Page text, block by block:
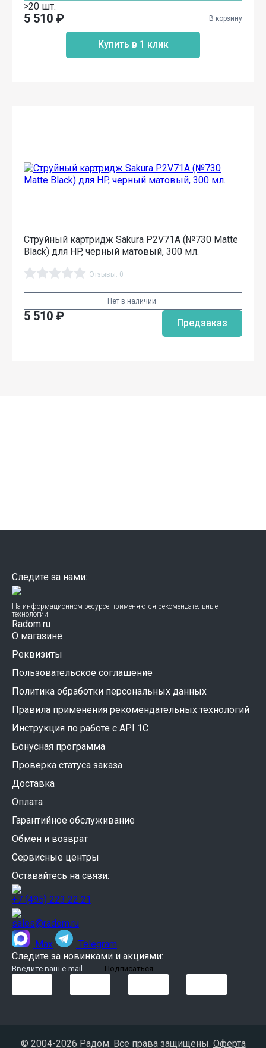
>20 шт.
5 510 ₽ В корзину
Купить в 1 клик
Струйный картридж Sakura P2V71A (№730 Matte
Black) для HP, черный матовый, 300 мл.
Отзывы: 0
Нет в наличии
5 510 ₽ Предзаказ
Следите за нами:
На информационном ресурсе применяются рекомендательные
технологии
Radom.ru
О магазине
Реквизиты
Пользовательское соглашение
Политика обработки персональных данных
Правила применения рекомендательных технологий
Инструкция по работе с API 1C
Бонусная программа
Проверка статуса заказа
Доставка
Оплата
Гарантийное обслуживание
Обмен и возврат
Сервисные центры
Оставайтесь на связи:
+7 (495) 223 22 21
sales@radom.ru
Max
Telegram
Следите за новинками и акциями:
© 2004-2026 Радом. Все права защищены. Оферта